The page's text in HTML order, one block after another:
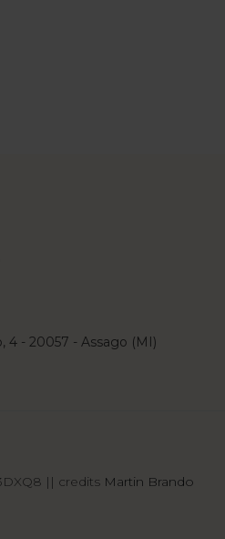
4 - 20057 - Assago (MI)
|| credits Martin Brando